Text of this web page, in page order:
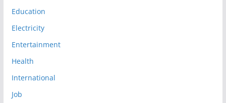
Education
Electricity
Entertainment
Health
International
Job